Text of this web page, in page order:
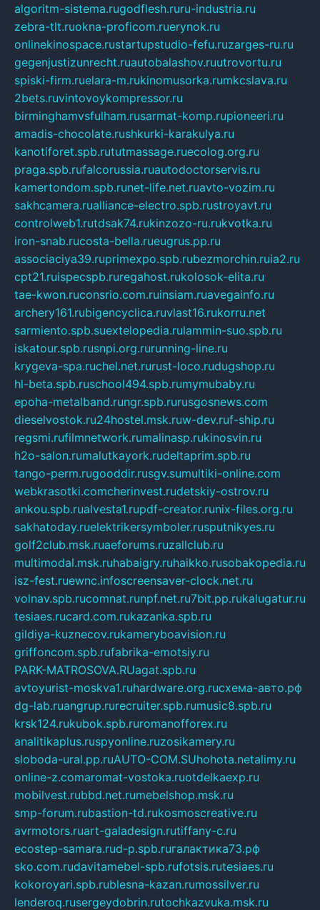
algoritm-sistema.rugodflesh.ruru-industria.ru
zebra-tlt.ruokna-proficom.ruerynok.ru
onlinekinospace.rustartupstudio-fefu.ruzarges-ru.ru
gegenjustizunrecht.ruautobalashov.ruutrovortu.ru
spiski-firm.ruelara-m.rukinomusorka.rumkcslava.ru
2bets.ruvintovoykompressor.ru
birminghamvsfulham.rusarmat-komp.rupioneeri.ru
amadis-chocolate.rushkurki-karakulya.ru
kanotiforet.spb.rututmassage.ruecolog.org.ru
praga.spb.rufalcorussia.ruautodoctorservis.ru
kamertondom.spb.runet-life.net.ruavto-vozim.ru
sakhcamera.rualliance-electro.spb.rustroyavt.ru
controlweb1.rutdsak74.rukinzozo-ru.rukvotka.ru
iron-snab.rucosta-bella.rueugrus.pp.ru
associaciya39.ruprimexpo.spb.rubezmorchin.ruia2.ru
cpt21.ruispecspb.ruregahost.rukolosok-elita.ru
tae-kwon.ruconsrio.com.ruinsiam.ruavegainfo.ru
archery161.rubigencyclica.ruvlast16.rukorru.net
sarmiento.spb.suextelopedia.rulammin-suo.spb.ru
iskatour.spb.rusnpi.org.rurunning-line.ru
krygeva-spa.ruchel.net.rurust-loco.rudugshop.ru
hl-beta.spb.ruschool494.spb.rumymubaby.ru
epoha-metalband.rungr.spb.rurusgosnews.com
dieselvostok.ru24hostel.msk.ruw-dev.ruf-ship.ru
regsmi.rufilmnetwork.rumalinasp.rukinosvin.ru
h2o-salon.rumalutkayork.rudeltaprim.spb.ru
tango-perm.rugooddir.rusgv.sumultiki-online.com
webkrasotki.comcherinvest.rudetskiy-ostrov.ru
ankou.spb.rualvesta1.rupdf-creator.runix-files.org.ru
sakhatoday.ruelektrikersymboler.rusputnikyes.ru
golf2club.msk.ruaeforums.ruzallclub.ru
multimodal.msk.ruhabaigry.ruhaikko.rusobakopedia.ru
isz-fest.ruewnc.infoscreensaver-clock.net.ru
volnav.spb.rucomnat.runpf.net.ru7bit.pp.rukalugatur.ru
tesiaes.rucard.com.rukazanka.spb.ru
gildiya-kuznecov.rukameryboavision.ru
griffoncom.spb.rufabrika-emotsiy.ru
PARK-MATROSOVA.RUagat.spb.ru
avtoyurist-moskva1.ruhardware.org.ruсхема-авто.рф
dg-lab.ruangrup.rurecruiter.spb.rumusic8.spb.ru
krsk124.rukubok.spb.ruromanofforex.ru
analitikaplus.ruspyonline.ruzosikamery.ru
sloboda-ural.pp.ruAUTO-COM.SUhohota.netalimy.ru
online-z.comaromat-vostoka.ruotdelkaexp.ru
mobilvest.rubbd.net.rumebelshop.msk.ru
smp-forum.rubastion-td.rukosmoscreative.ru
avrmotors.ruart-galadesign.rutiffany-c.ru
ecostep-samara.rud-p.spb.ruгалактика73.рф
sko.com.rudavitamebel-spb.rufotsis.rutesiaes.ru
kokoroyari.spb.rublesna-kazan.rumossilver.ru
lenderoq.rusergeydobrin.rutochkazvuka.msk.ru